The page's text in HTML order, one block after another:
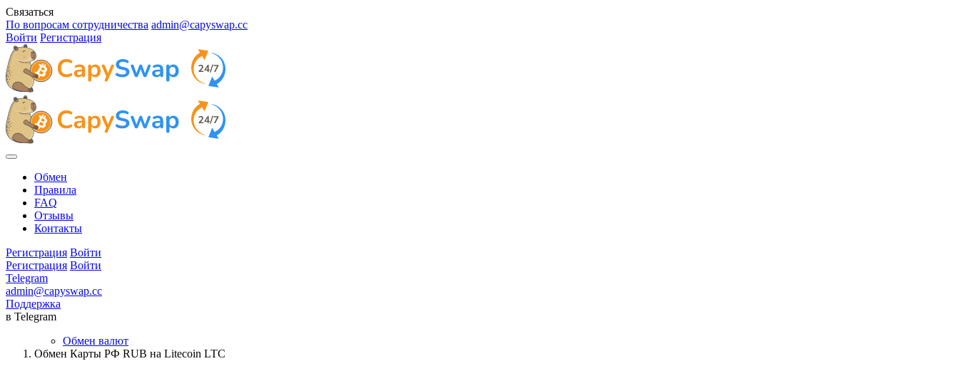
Связаться
По вопросам сотрудничества admin@capyswap.cc
Войти Регистрация
Обмен
Правила
FAQ
Отзывы
Контакты
Регистрация Войти
Регистрация Войти
Telegram
admin@capyswap.cc
Поддержка
в Telegram
Обмен валют
Обмен Карты РФ RUB на Litecoin LTC